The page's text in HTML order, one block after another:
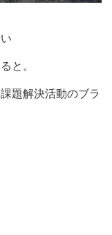
と。
題解決活動のブラ